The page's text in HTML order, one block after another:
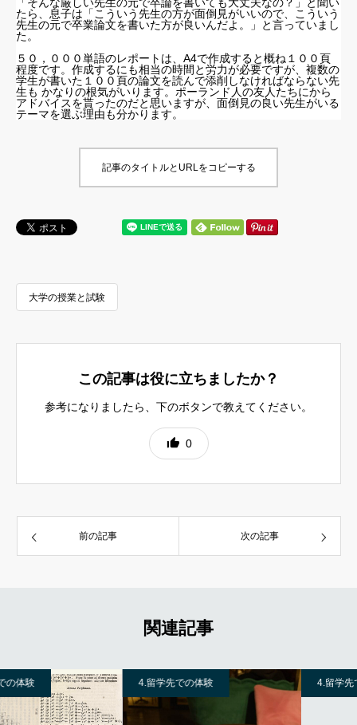
たら、息子は「こういう先生の方が面倒見がいいので、こういう
先生の元で卒業論文を書いた方が良いんだよ。」と言っていまし
た。
５０，０００単語のレポートは、A4で作成すると概ね１００頁
程度です。作成するにも相当の時間と労力が必要ですが、複数の
学生が書いた１００頁の論文を読んで添削しなければならない先
生も かなりの根気がいります。ポーランド人の友人たちにから
アドバイスを貰ったのだと思いますが、面倒見の良い先生がいる
テーマを選ぶ理由も分かります。
記事のタイトルとURLをコピーする
大学の授業と試験
この記事は役に立ちましたか？
参考になりましたら、下のボタンで教えてください。
0
前の記事 次の記事
関連記事
4.留学先での体験 4.留学先での体験
難関授業だったEU法